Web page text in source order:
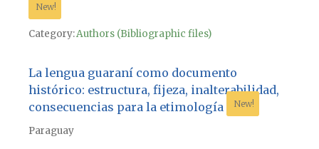
New!
Category:Authors (Bibliographic files)
La lengua guaraní como documento
histórico: estructura, fijeza, inalterabilidad,
consecuencias para la etimología
New!
Paraguay